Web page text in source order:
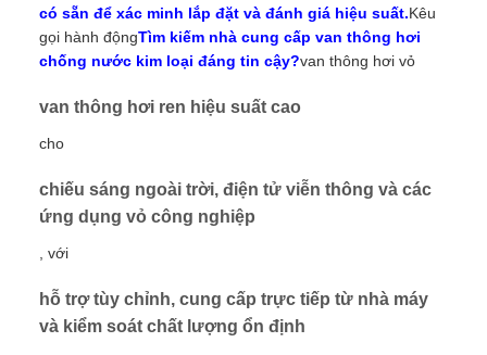
có sẵn để xác minh lắp đặt và đánh giá hiệu suất.Kêu
gọi hành độngTìm kiếm nhà cung cấp van thông hơi
chống nước kim loại đáng tin cậy?van thông hơi vỏ
van thông hơi ren hiệu suất cao
cho
chiếu sáng ngoài trời, điện tử viễn thông và các
ứng dụng vỏ công nghiệp
, với
hỗ trợ tùy chỉnh, cung cấp trực tiếp từ nhà máy
và kiểm soát chất lượng ổn định